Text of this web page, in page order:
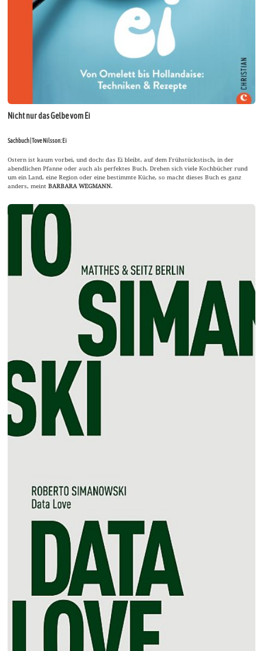
Nicht nur das Gelbe vom Ei
Sachbuch | Tove Nilsson: Ei
Ostern ist kaum vorbei, und doch: das Ei bleibt, auf dem Frühstückstisch, in der
abendlichen Pfanne oder auch als perfektes Buch. Drehen sich viele Kochbücher rund
um ein Land, eine Region oder eine bestimmte Küche, so macht dieses Buch es ganz
anders, meintBARBARA WEGMANN.